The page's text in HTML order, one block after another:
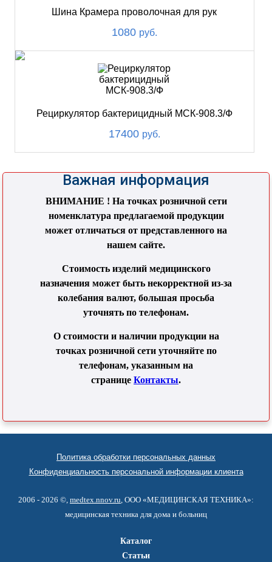
Шина Крамера проволочная для рук
1080 руб.
Рециркулятор бактерицидный МСК-908.3/Ф
17400 руб.
Важная информация
ВНИМАНИЕ ! На точках розничной сети
номенклатура предлагаемой продукции
может отличаться от представленного на
нашем сайте.
Стоимость изделий медицинского
назначения может быть некорректной из-за
колебания валют, большая просьба
уточнять по телефонам.
О стоимости и наличии продукции на
точках розничной сети уточняйте по
телефонам, указанным на
странице Контакты.
Политика обработки персональных данных
Конфиденциальность персональной информации клиента
2006 - 2026 ©, medtex.nnov.ru, ООО «МЕДИЦИНСКАЯ ТЕХНИКА»:
медицинская техника для дома и больниц
Каталог
Статьи